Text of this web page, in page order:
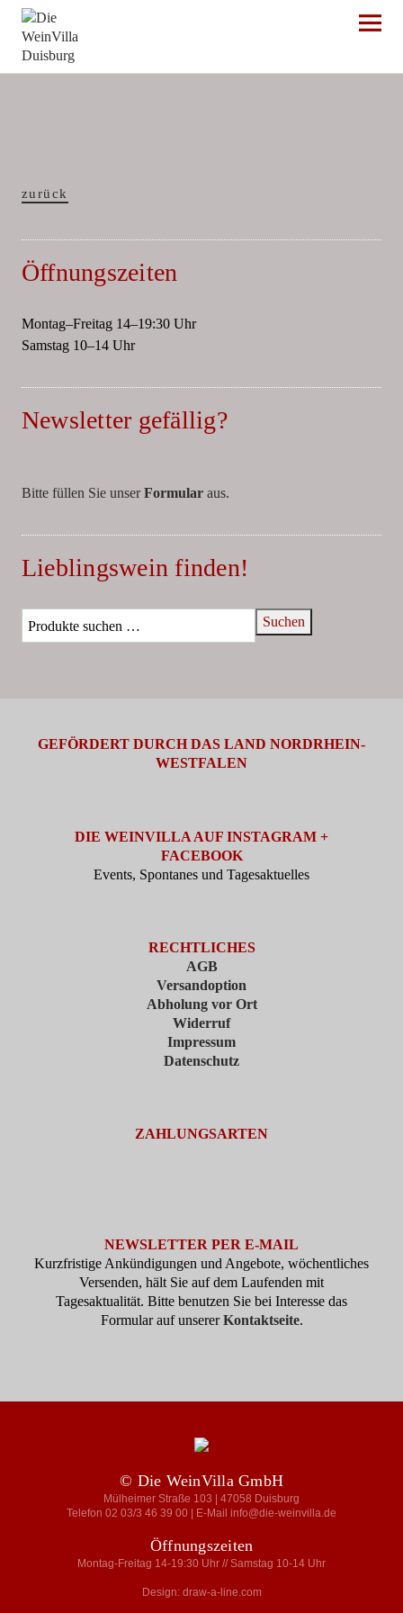
Die WeinVilla Duisburg
zurück
Öffnungszeiten
Montag–Freitag 14–19:30 Uhr
Samstag 10–14 Uhr
Newsletter gefällig?
Bitte füllen Sie unserFormularaus.
Lieblingswein finden!
Suchen
GEFÖRDERT DURCH DAS LAND NORDRHEIN-
WESTFALEN
DIE WEINVILLA AUF INSTAGRAM +
FACEBOOK
Events, Spontanes und Tagesaktuelles
RECHTLICHES
AGB
Versandoption
Abholung vor Ort
Widerruf
Impressum
Datenschutz
ZAHLUNGSARTEN
NEWSLETTER PER E-MAIL
Kurzfristige Ankündigungen und Angebote, wöchentliches
Versenden, hält Sie auf dem Laufenden mit
Tagesaktualität. Bitte benutzen Sie bei Interesse das
Formular auf unsererKontaktseite.
© Die WeinVilla GmbH
Mülheimer Straße 103 | 47058 Duisburg
Telefon 02 03/3 46 39 00 | E-Mail info@die-weinvilla.de
Öffnungszeiten
Montag-Freitag 14-19:30 Uhr // Samstag 10-14 Uhr
Design: draw-a-line.com